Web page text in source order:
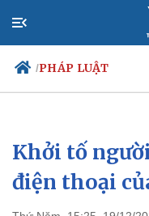
/PHÁP LUẬT
Chính trị
Đảng
Tổ chức nhân sự
Khởi tố
điện thoại